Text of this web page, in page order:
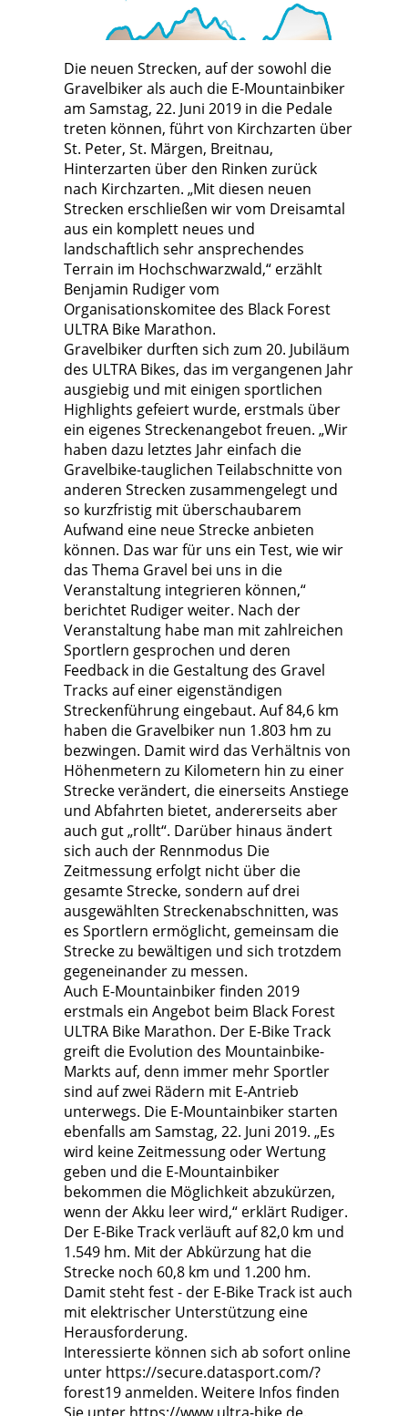
Die neuen Strecken, auf der sowohl die
Gravelbiker als auch die E-Mountainbiker
am Samstag, 22. Juni 2019 in die Pedale
treten können, führt von Kirchzarten über
St. Peter, St. Märgen, Breitnau,
Hinterzarten über den Rinken zurück
nach Kirchzarten. „Mit diesen neuen
Strecken erschließen wir vom Dreisamtal
aus ein komplett neues und
landschaftlich sehr ansprechendes
Terrain im Hochschwarzwald,“ erzählt
Benjamin Rudiger vom
Organisationskomitee des Black Forest
ULTRA Bike Marathon.
Gravelbiker durften sich zum 20. Jubiläum
des ULTRA Bikes, das im vergangenen Jahr
ausgiebig und mit einigen sportlichen
Highlights gefeiert wurde, erstmals über
ein eigenes Streckenangebot freuen. „Wir
haben dazu letztes Jahr einfach die
Gravelbike-tauglichen Teilabschnitte von
anderen Strecken zusammengelegt und
so kurzfristig mit überschaubarem
Aufwand eine neue Strecke anbieten
können. Das war für uns ein Test, wie wir
das Thema Gravel bei uns in die
Veranstaltung integrieren können,“
berichtet Rudiger weiter. Nach der
Veranstaltung habe man mit zahlreichen
Sportlern gesprochen und deren
Feedback in die Gestaltung des Gravel
Tracks auf einer eigenständigen
Streckenführung eingebaut. Auf 84,6 km
haben die Gravelbiker nun 1.803 hm zu
bezwingen. Damit wird das Verhältnis von
Höhenmetern zu Kilometern hin zu einer
Strecke verändert, die einerseits Anstiege
und Abfahrten bietet, andererseits aber
auch gut „rollt“. Darüber hinaus ändert
sich auch der Rennmodus Die
Zeitmessung erfolgt nicht über die
gesamte Strecke, sondern auf drei
ausgewählten Streckenabschnitten, was
es Sportlern ermöglicht, gemeinsam die
Strecke zu bewältigen und sich trotzdem
gegeneinander zu messen.
Auch E-Mountainbiker finden 2019
erstmals ein Angebot beim Black Forest
ULTRA Bike Marathon. Der E-Bike Track
greift die Evolution des Mountainbike-
Markts auf, denn immer mehr Sportler
sind auf zwei Rädern mit E-Antrieb
unterwegs. Die E-Mountainbiker starten
ebenfalls am Samstag, 22. Juni 2019. „Es
wird keine Zeitmessung oder Wertung
geben und die E-Mountainbiker
bekommen die Möglichkeit abzukürzen,
wenn der Akku leer wird,“ erklärt Rudiger.
Der E-Bike Track verläuft auf 82,0 km und
1.549 hm. Mit der Abkürzung hat die
Strecke noch 60,8 km und 1.200 hm.
Damit steht fest - der E-Bike Track ist auch
mit elektrischer Unterstützung eine
Herausforderung.
Interessierte können sich ab sofort online
unter https://secure.datasport.com/?
forest19 anmelden. Weitere Infos finden